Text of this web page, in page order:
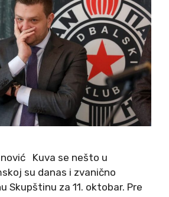
Kuva se nešto u
su danas i zvanično
Skupštinu za 11. oktobar. Pre